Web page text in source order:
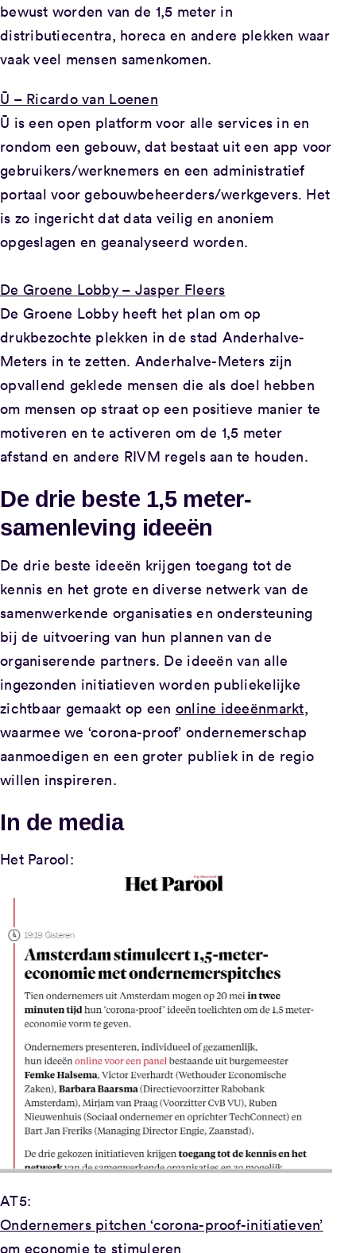
bewust worden van de 1,5 meter in
distributiecentra, horeca en andere plekken waar
vaak veel mensen samenkomen.
Ū – Ricardo van Loenen
Ū is een open platform voor alle services in en
rondom een gebouw, dat bestaat uit een app voor
gebruikers/werknemers en een administratief
portaal voor gebouwbeheerders/werkgevers. Het
is zo ingericht dat data veilig en anoniem
opgeslagen en geanalyseerd worden.
De Groene Lobby – Jasper Fleers
De Groene Lobby heeft het plan om op
drukbezochte plekken in de stad Anderhalve-
Meters in te zetten. Anderhalve-Meters zijn
opvallend geklede mensen die als doel hebben
om mensen op straat op een positieve manier te
motiveren en te activeren om de 1,5 meter
afstand en andere RIVM regels aan te houden.
De drie beste 1,5 meter-
samenleving ideeën
De drie beste ideeën krijgen toegang tot de
kennis en het grote en diverse netwerk van de
samenwerkende organisaties en ondersteuning
bij de uitvoering van hun plannen van de
organiserende partners. De ideeën van alle
ingezonden initiatieven worden publiekelijke
zichtbaar gemaakt op een online ideeënmarkt,
waarmee we ‘corona-proof’ ondernemerschap
aanmoedigen en een groter publiek in de regio
willen inspireren.
In de media
Het Parool:
AT5:
Ondernemers pitchen ‘corona-proof-initiatieven’
om economie te stimuleren